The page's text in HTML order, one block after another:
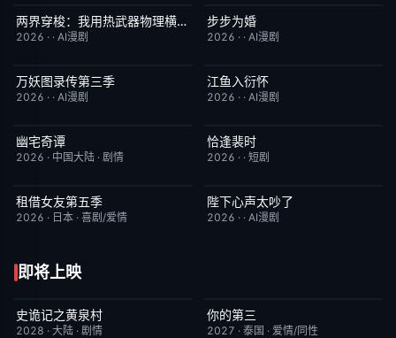
完结 10.0两界穿梭：我用热武器物理横推修真界
2026 · · AI漫剧
完结
步步为婚
2026 · · AI漫剧
完结
万妖图录传第三季
2026 · · AI漫剧
完结
江鱼入衍怀
2026 · · AI漫剧
更新至第14集
幽宅奇谭
2026 · 中国大陆 · 剧情
完结
恰逢裴时
2026 · · 短剧
已完结
租借女友第五季
2026 · 日本 · 喜剧/爱情
完结
陛下心声太吵了
2026 · · AI漫剧
即将上映
6月23日更新
史诡记之黄泉村
2028 · 大陆 · 剧情
更新至第02集
你的第三
2027 · 泰国 · 爱情/同性